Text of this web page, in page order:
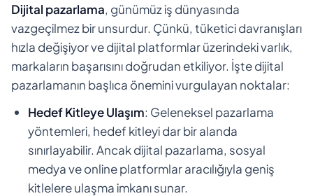
Dijital pazarlama, günümüz iş dünyasında
vazgeçilmez bir unsurdur. Çünkü, tüketici davranışları
hızla değişiyor ve dijital platformlar üzerindeki varlık,
markaların başarısını doğrudan etkiliyor. İşte dijital
pazarlamanın başlıca önemini vurgulayan noktalar:
Hedef Kitleye Ulaşım: Geleneksel pazarlama
yöntemleri, hedef kitleyi dar bir alanda
sınırlayabilir. Ancak dijital pazarlama, sosyal
medya ve online platformlar aracılığıyla geniş
kitlelere ulaşma imkanı sunar.